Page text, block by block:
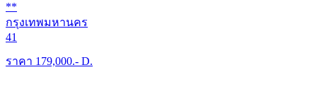
**
กรุงเทพมหานคร
41
ราคา 179,000.- D.